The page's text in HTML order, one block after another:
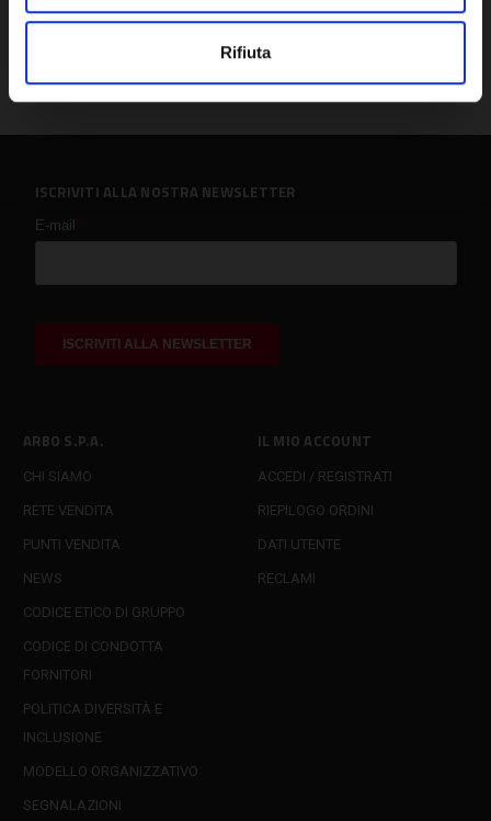
Rifiuta
ARBO S.P.A.
CHI SIAMO
RETE VENDITA
PUNTI VENDITA
NEWS
CODICE ETICO DI GRUPPO
CODICE DI CONDOTTA
FORNITORI
POLITICA DIVERSITÀ E
INCLUSIONE
MODELLO ORGANIZZATIVO
SEGNALAZIONI
IL MIO ACCOUNT
ACCEDI / REGISTRATI
RIEPILOGO ORDINI
DATI UTENTE
RECLAMI
ISCRIVITI ALLA NOSTRA NEWSLETTER